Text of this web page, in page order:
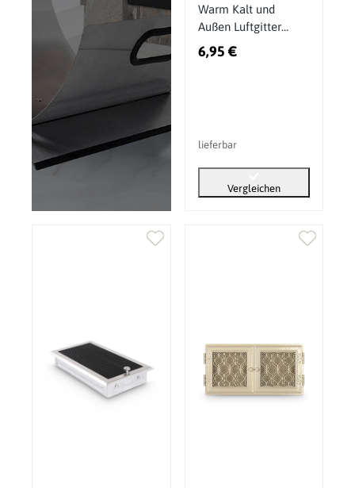
Warm Kalt und
Außen Luftgitter
16x16 cm DN 120
mm
6,95 €
lieferbar
Vergleichen